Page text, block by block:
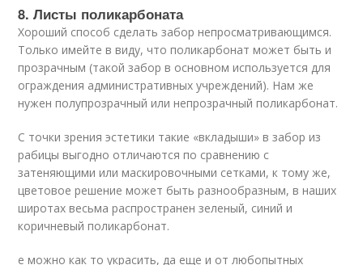
8. Листы поликарбоната
Хороший способ сделать забор непросматривающимся.
Только имейте в виду, что поликарбонат может быть и
прозрачным (такой забор в основном используется для
ограждения административных учреждений). Нам же
нужен полупрозрачный или непрозрачный поликарбонат.
С точки зрения эстетики такие «вкладыши» в забор из
рабицы выгодно отличаются по сравнению с
затеняющими или маскировочными сетками, к тому же,
цветовое решение может быть разнообразным, в наших
широтах весьма распространен зеленый, синий и
коричневый поликарбонат.
е можно как то украсить, да еще и от любопытных